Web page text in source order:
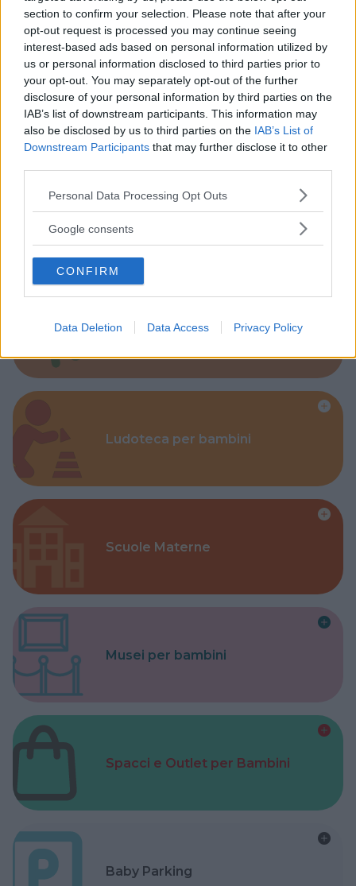
section to confirm your selection. Please note that after your
opt-out request is processed you may continue seeing
interest-based ads based on personal information utilized by
us or personal information disclosed to third parties prior to
your opt-out. You may separately opt-out of the further
disclosure of your personal information by third parties on the
IAB’s list of downstream participants. This information may
also be disclosed by us to third parties on the IAB’s List of
Downstream Participants that may further disclose it to other
Please note that this website/app uses one or more Google
not limited to your visit or usage behaviour. You may click to
use your data for below specified purposes in below Google
consent section.
Personal Data Processing Opt Outs
Google consents
CONFIRM
Data Deletion Data Access Privacy Policy
Kinderheim
Baby Sitter
Parchi
Corsi Sportivi per bambini
Ludoteca per bambini
Scuole Materne
Musei per bambini
Spacci e Outlet per Bambini
Baby Parking